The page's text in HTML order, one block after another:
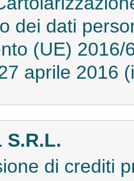
dei dati
(UE)
aprile 2016
S.R.L.
di crediti